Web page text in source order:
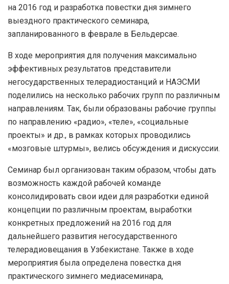
на 2016 год и разработка повестки дня зимнего
выездного практического семинара,
запланированного в феврале в Бельдерсае.
В ходе мероприятия для получения максимально
эффективных результатов представители
негосударственных телерадиостанций и НАЭСМИ
поделились на несколько рабочих групп по различным
направлениям. Так, были образованы рабочие группы
по направлению «радио», «теле», «социальные
проекты» и др., в рамках которых проводились
«мозговые штурмы», велись обсуждения и дискуссии.
Семинар был организован таким образом, чтобы дать
возможность каждой рабочей команде
консолидировать свои идеи для разработки единой
концепции по различным проектам, выработки
конкретных предложений на 2016 год для
дальнейшего развития негосударственного
телерадиовещания в Узбекистане. Также в ходе
мероприятия была определена повестка дня
практического зимнего медиасеминара,